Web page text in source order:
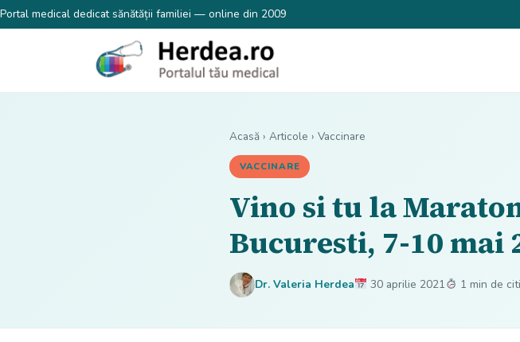
Portal medical dedicat sănătății familiei — online din 2009
Acasă › Articole › Vaccinare
VACCINARE
Vino si tu la
Bucuresti, 7-10 mai
Dr. Valeria Herdea 30 aprilie 2021 1 min de